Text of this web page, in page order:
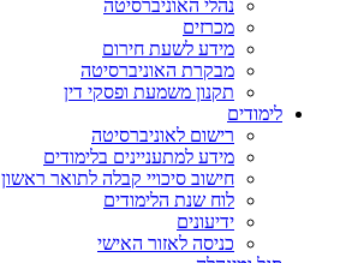
נהלי האוניברסיטה
מכרזים
מידע לשעת חירום
מבקרת האוניברסיטה
תקנון משמעת ופסקי דין
לימודים
רישום לאוניברסיטה
מידע למתעניינים בלימודים
חישוב סיכויי קבלה לתואר ראשון
לוח שנת הלימודים
ידיעונים
כניסה לאזור האישי